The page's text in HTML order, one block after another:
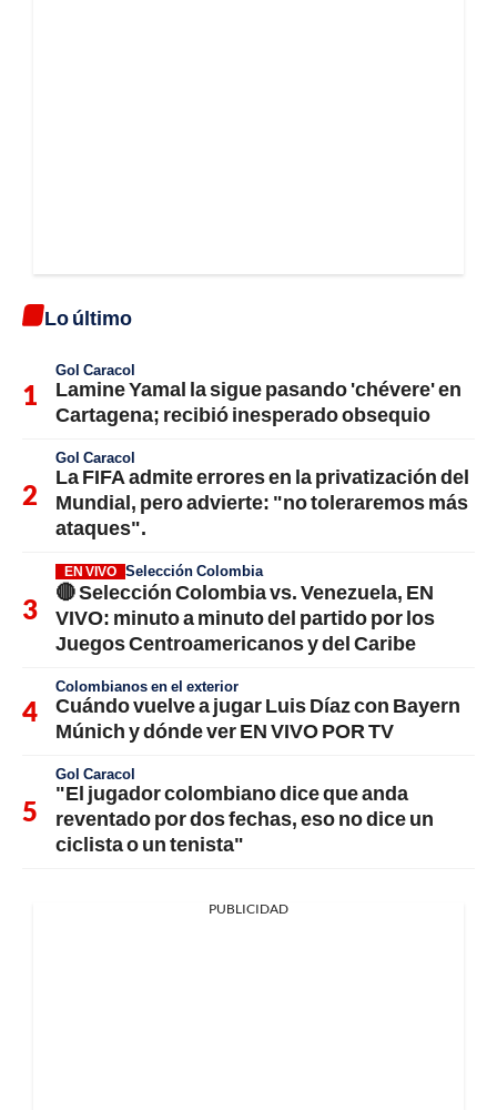
Lo último
Gol Caracol
Lamine Yamal la sigue pasando 'chévere' en
Cartagena; recibió inesperado obsequio
Gol Caracol
La FIFA admite errores en la privatización del
Mundial, pero advierte: "no toleraremos más
ataques".
EN VIVO Selección Colombia
🔴 Selección Colombia vs. Venezuela, EN
VIVO: minuto a minuto del partido por los
Juegos Centroamericanos y del Caribe
Colombianos en el exterior
Cuándo vuelve a jugar Luis Díaz con Bayern
Múnich y dónde ver EN VIVO POR TV
Gol Caracol
"El jugador colombiano dice que anda
reventado por dos fechas, eso no dice un
ciclista o un tenista"
PUBLICIDAD